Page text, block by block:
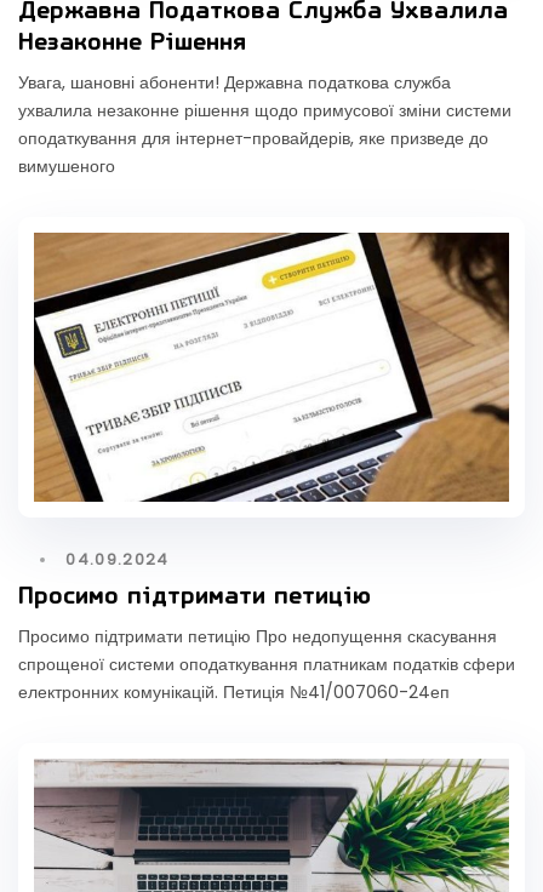
Державна Податкова Служба Ухвалила
Незаконне Рішення
Увага, шановні абоненти! Державна податкова служба
ухвалила незаконне рішення щодо примусової зміни системи
оподаткування для інтернет-провайдерів, яке призведе до
вимушеного
04.09.2024
Просимо підтримати петицію
Просимо підтримати петицію Про недопущення скасування
спрощеної системи оподаткування платникам податків сфери
електронних комунікацій. Петиція №41/007060-24еп